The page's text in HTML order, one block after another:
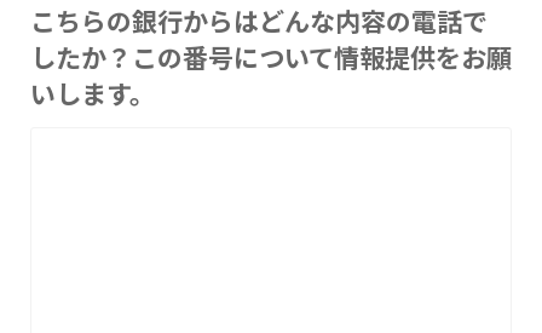
こちらの銀行からはどんな内容の電話で
したか？この番号について情報提供をお願
いします。